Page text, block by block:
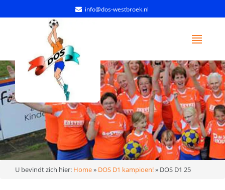
info@dos-westbroek.nl
U bevindt zich hier: Home» DOS D1 kampioen!» DOS D1 25